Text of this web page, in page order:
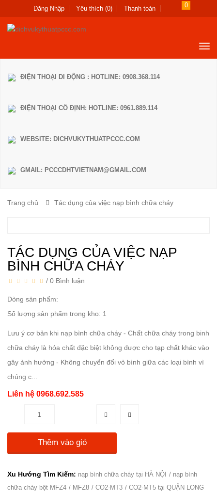
Đăng Nhập Yêu thích (0) Thanh toán 0
ĐIỆN THOẠI DI ĐỘNG : HOTLINE: 0908.368.114
ĐIỆN THOẠI CỐ ĐỊNH: HOTLINE: 0961.889.114
WEBSITE: DICHVUKYTHUATPCCC.COM
GMAIL: PCCCDHTVIETNAM@GMAIL.COM
Trang chủ Tác dụng của việc nạp bình chữa cháy
TÁC DỤNG CỦA VIỆC NẠP
BÌNH CHỮA CHÁY
/ 0 Bình luận
Dòng sản phẩm:
Số lượng sản phẩm trong kho: 1
Lưu ý cơ bản khi nạp bình chữa cháy - Chất chữa cháy trong binh
chữa cháy là hóa chất đặc biệt không được cho tạp chất khác vào
gây ảnh hưởng - Không chuyển đổi vỏ bình giữa các loại bình vì
chúng c...
Liên hệ 0968.692.585
Thêm vào giỏ
Xu Hướng Tìm Kiếm: nạp bình chữa cháy tại HÀ NỘI
nạp bình
chữa cháy bột MFZ4
MFZ8 CO2-MT3
CO2-MT5 tại QUẬN LONG